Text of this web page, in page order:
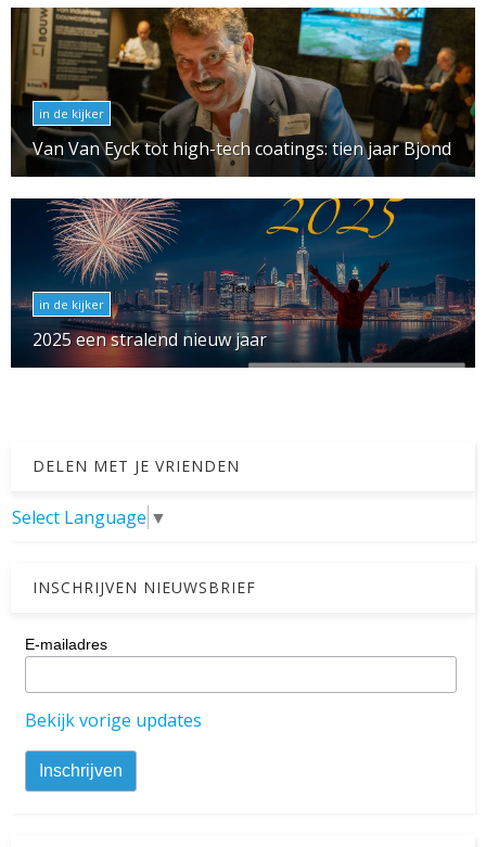
in de kijker
Van Van Eyck tot high-tech coatings: tien jaar Bjond
in de kijker
2025 een stralend nieuw jaar
DELEN MET JE VRIENDEN
Select Language ▼
INSCHRIJVEN NIEUWSBRIEF
E-mailadres
Bekijk vorige updates